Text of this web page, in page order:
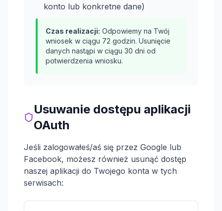
konto lub konkretne dane)
Czas realizacji: Odpowiemy na Twój
wniosek w ciągu 72 godzin. Usunięcie
danych nastąpi w ciągu 30 dni od
potwierdzenia wniosku.
Usuwanie dostępu aplikacji
OAuth
Jeśli zalogowałeś/aś się przez Google lub
Facebook, możesz również usunąć dostęp
naszej aplikacji do Twojego konta w tych
serwisach: